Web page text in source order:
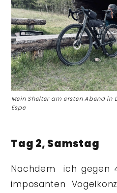
Mein Shelter am ersten Abend in
Espe
Tag 2, Samstag
Nachdem ich gegen
imposanten